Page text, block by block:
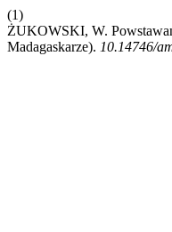
(1)
ŻUKOWSKI, W.
Madagaskarze). 10.14746/